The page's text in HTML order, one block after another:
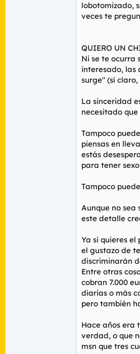
lobotomizado,
veces te
QUIERO UN
Ni se te ocurra
interesado, las
surge" (sí
La sinceridad
necesitado
Tampoco
piensas en
estás
para tener
Tampoco
Aunque no sea
este detalle
Ya si quieres
el gustazo de
discriminarán
Entre otras
cobran 7.000
diarias o más
pero también
Hace años era
verdad, o que
msn que tres